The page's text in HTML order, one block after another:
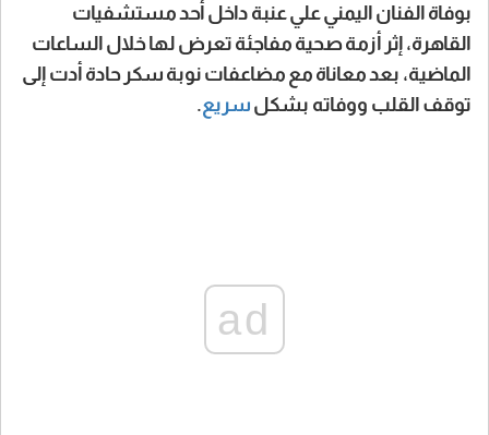
بوفاة الفنان اليمني علي عنبة داخل أحد مستشفيات
القاهرة، إثر أزمة صحية مفاجئة تعرض لها خلال الساعات
الماضية، بعد معاناة مع مضاعفات نوبة سكر حادة أدت إلى
توقف القلب ووفاته بشكل سريع.
ad